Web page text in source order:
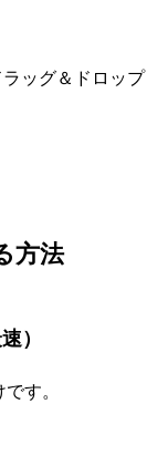
ラッグ＆ドロップ
方法
）
す。